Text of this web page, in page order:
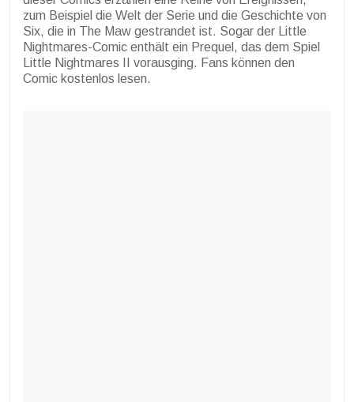
zum Beispiel die Welt der Serie und die Geschichte von
Six, die in The Maw gestrandet ist. Sogar der Little
Nightmares-Comic enthält ein Prequel, das dem Spiel
Little Nightmares II vorausging. Fans können den
Comic kostenlos lesen.